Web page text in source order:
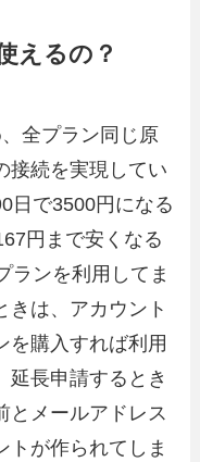
えるの？
全プラン同じ原
接続を実現してい
日で3500円になる
円まで安くなる
ランを利用してま
きは、アカウント
を購入すれば利用
延長申請するとき
とメールアドレス
トが作られてしま